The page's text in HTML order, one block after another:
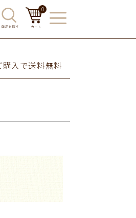
0
入で送料無料